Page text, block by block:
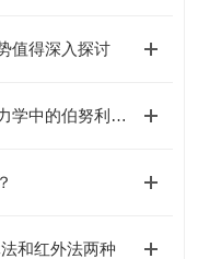
值得深入探讨
主扇风机全压计的工作原理基于流体力学中的伯努利方程
和红外法两种